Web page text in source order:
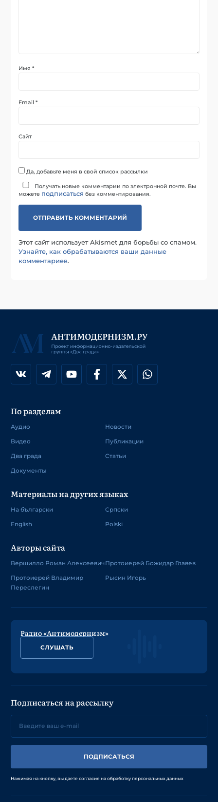
Имя*
Email*
Сайт
Да, добавьте меня в свой список рассылки
Получать новые комментарии по электронной почте. Вы
можете подписаться без комментирования.
Этот сайт использует Akismet для борьбы со спамом.
Узнайте, как обрабатываются ваши данные
комментариев.
По разделам
Аудио
Видео
Два града
Документы
Новости
Публикации
Статьи
Материалы на других языках
На български
English
Српски
Polski
Авторы сайта
Вершилло Роман Алексеевич
Протоиерей Владимир
Переслегин
Протоиерей Божидар Главев
Рысин Игорь
Радио «Антимодернизм»
СЛУШАТЬ
Подписаться на рассылку
ПОДПИСАТЬСЯ
Нажимая на кнопку, вы даете согласие на обработку персональных данных